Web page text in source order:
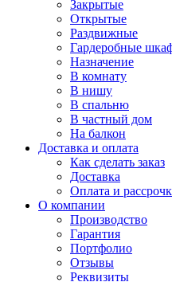
Закрытые
Открытые
Раздвижные
Гардеробные
Назначение
В комнату
В нишу
В спальню
В частный дом
На балкон
Доставка и оплата
Как сделать заказ
Доставка
Оплата и
О компании
Производство
Гарантия
Портфолио
Отзывы
Реквизиты